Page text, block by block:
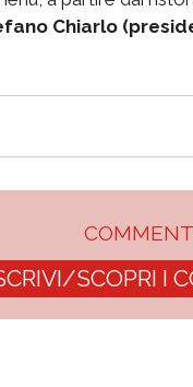
Chiarlo
SCOPRI I